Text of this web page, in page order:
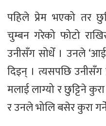
पहिले प्रेम भएको तर
चुम्बन गरेको फोटो
उनीसँग सोधेँ । उनले
दिइन् । त्यसपछि उनीसँग
मलाई लाग्यो र छुट्टिने
र उनले भोलि बसेर कुरा